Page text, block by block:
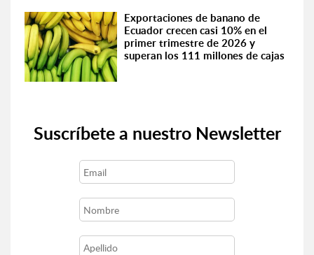
Exportaciones de banano de
Ecuador crecen casi 10% en el
primer trimestre de 2026 y
superan los 111 millones de cajas
Suscríbete a nuestro Newsletter